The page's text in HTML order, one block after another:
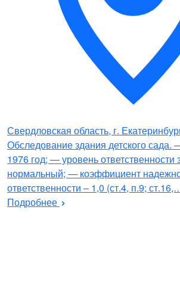
Свердловская область, г.
Обследование здания детского сада.
1976 год; — уровень ответственности
нормальный; — коэффициент
ответственности – 1,0 (ст.4, п.9;
Подробнее